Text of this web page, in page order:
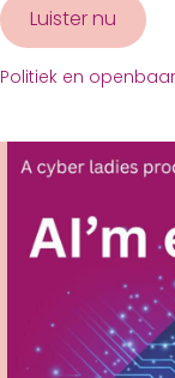
Luister nu
Politiek en